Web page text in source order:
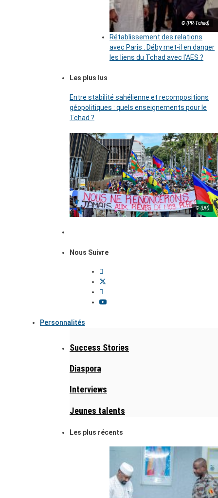
© (PR-Tchad)
Rétablissement des relations
avec Paris : Déby met-il en danger
les liens du Tchad avec l’AES ?
Les plus lus
Entre stabilité sahélienne et recompositions
géopolitiques : quels enseignements pour le
Tchad ?
© (DR)
Nous Suivre
Personnalités
Success Stories
Diaspora
Interviews
Jeunes talents
Les plus récents